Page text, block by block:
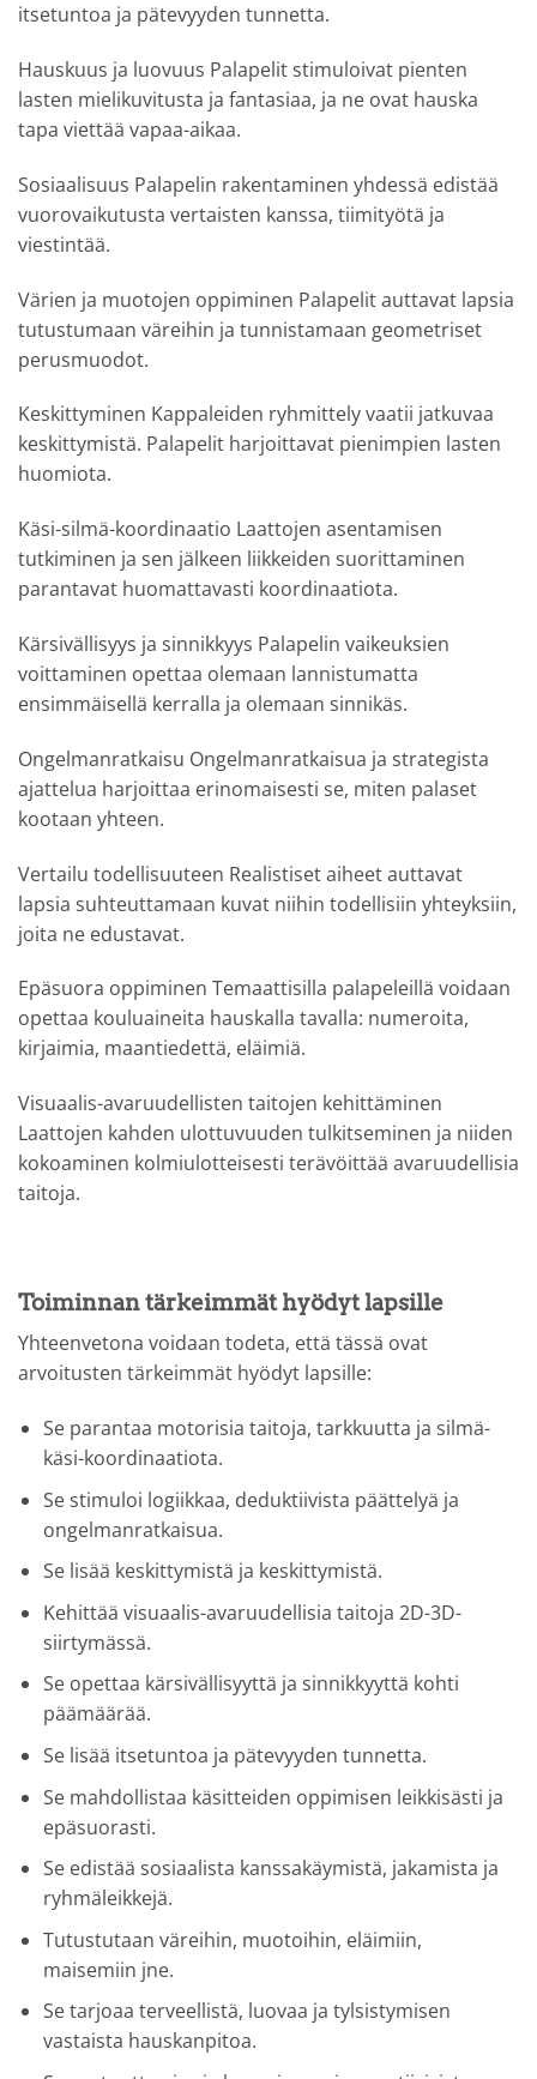
itsetuntoa ja pätevyyden tunnetta.
Hauskuus ja luovuus Palapelit stimuloivat pienten
lasten mielikuvitusta ja fantasiaa, ja ne ovat hauska
tapa viettää vapaa-aikaa.
Sosiaalisuus Palapelin rakentaminen yhdessä edistää
vuorovaikutusta vertaisten kanssa, tiimityötä ja
viestintää.
Värien ja muotojen oppiminen Palapelit auttavat lapsia
tutustumaan väreihin ja tunnistamaan geometriset
perusmuodot.
Keskittyminen Kappaleiden ryhmittely vaatii jatkuvaa
keskittymistä. Palapelit harjoittavat pienimpien lasten
huomiota.
Käsi-silmä-koordinaatio Laattojen asentamisen
tutkiminen ja sen jälkeen liikkeiden suorittaminen
parantavat huomattavasti koordinaatiota.
Kärsivällisyys ja sinnikkyys Palapelin vaikeuksien
voittaminen opettaa olemaan lannistumatta
ensimmäisellä kerralla ja olemaan sinnikäs.
Ongelmanratkaisu Ongelmanratkaisua ja strategista
ajattelua harjoittaa erinomaisesti se, miten palaset
kootaan yhteen.
Vertailu todellisuuteen Realistiset aiheet auttavat
lapsia suhteuttamaan kuvat niihin todellisiin yhteyksiin,
joita ne edustavat.
Epäsuora oppiminen Temaattisilla palapeleillä voidaan
opettaa kouluaineita hauskalla tavalla: numeroita,
kirjaimia, maantiedettä, eläimiä.
Visuaalis-avaruudellisten taitojen kehittäminen
Laattojen kahden ulottuvuuden tulkitseminen ja niiden
kokoaminen kolmiulotteisesti terävöittää avaruudellisia
taitoja.
Toiminnan tärkeimmät hyödyt lapsille
Yhteenvetona voidaan todeta, että tässä ovat
arvoitusten tärkeimmät hyödyt lapsille:
Se parantaa motorisia taitoja, tarkkuutta ja silmä-
käsi-koordinaatiota.
Se stimuloi logiikkaa, deduktiivista päättelyä ja
ongelmanratkaisua.
Se lisää keskittymistä ja keskittymistä.
Kehittää visuaalis-avaruudellisia taitoja 2D-3D-
siirtymässä.
Se opettaa kärsivällisyyttä ja sinnikkyyttä kohti
päämäärää.
Se lisää itsetuntoa ja pätevyyden tunnetta.
Se mahdollistaa käsitteiden oppimisen leikkisästi ja
epäsuorasti.
Se edistää sosiaalista kanssakäymistä, jakamista ja
ryhmäleikkejä.
Tutustutaan väreihin, muotoihin, eläimiin,
maisemiin jne.
Se tarjoaa terveellistä, luovaa ja tylsistymisen
vastaista hauskanpitoa.